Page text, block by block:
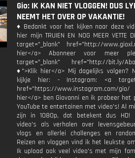
Gio: IK KAN NIET VLOGGEN! DUS
NEEMT HET OVER OP VAKANTIE!
♦ Bedankt voor het kijken naar deze
hier mijn TRUIEN EN NOG MEER VETTE
target="_blank" href="http://
hier</a> Abonneer voor meer
target="_blank" href="http://bit.ly/
♦">Klik hier</a> Mij dagelijks volgen?
kijkje hier: - Instagram: <a
href="https://www.instagram.com/
hier</a> ben Giovanni en ik probeer het
YouTube te entertainen met video's! Al
zijn in 1080p, dat betekent dus HD!
video's als verhalen over
vlogs en allerlei challenges en
Reizen en vloggen vind ik het leukste
Ik upload ook veel video's met mijn